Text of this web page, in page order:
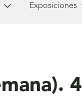
Exposiciones
4